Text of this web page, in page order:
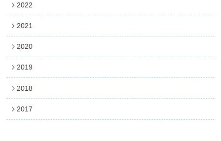
2022
2021
2020
2019
2018
2017